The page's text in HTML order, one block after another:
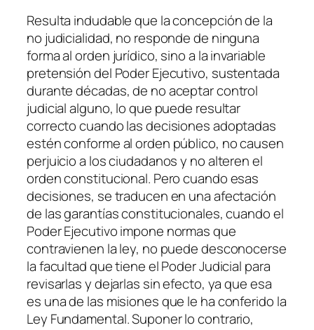
Resulta indudable que la concepción de la
no judicialidad, no responde de ninguna
forma al orden jurídico, sino a la invariable
pretensión del Poder Ejecutivo, sustentada
durante décadas, de no aceptar control
judicial alguno, lo que puede resultar
correcto cuando las decisiones adoptadas
estén conforme al orden público, no causen
perjuicio a los ciudadanos y no alteren el
orden constitucional. Pero cuando esas
decisiones, se traducen en una afectación
de las garantías constitucionales, cuando el
Poder Ejecutivo impone normas que
contravienen la ley, no puede desconocerse
la facultad que tiene el Poder Judicial para
revisarlas y dejarlas sin efecto, ya que esa
es una de las misiones que le ha conferido la
Ley Fundamental. Suponer lo contrario,